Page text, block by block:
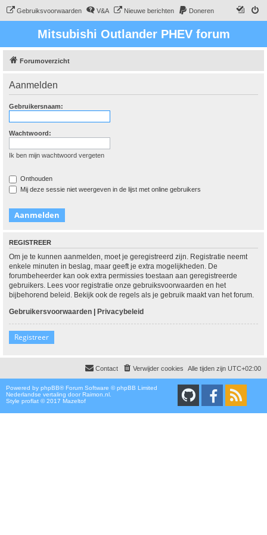
Gebruiksvoorwaarden V&A Nieuwe berichten Doneren
Mitsubishi Outlander PHEV forum
Forumoverzicht
Aanmelden
Gebruikersnaam:
Wachtwoord:
Ik ben mijn wachtwoord vergeten
Onthouden
Mij deze sessie niet weergeven in de lijst met online gebruikers
REGISTREER
Om je te kunnen aanmelden, moet je geregistreerd zijn. Registratie neemt
enkele minuten in beslag, maar geeft je extra mogelijkheden. De
forumbeheerder kan ook extra permissies toestaan aan geregistreerde
gebruikers. Lees voor registratie onze gebruiksvoorwaarden en het
bijbehorend beleid. Bekijk ook de regels als je gebruik maakt van het forum.
Gebruikersvoorwaarden | Privacybeleid
Registreer
Alle tijden zijn UTC+02:00
Verwijder cookies
Contact
Powered by phpBB® Forum Software © phpBB Limited
Nederlandse vertaling door Raimon.nl
Style proflat © 2017 Mazeltof